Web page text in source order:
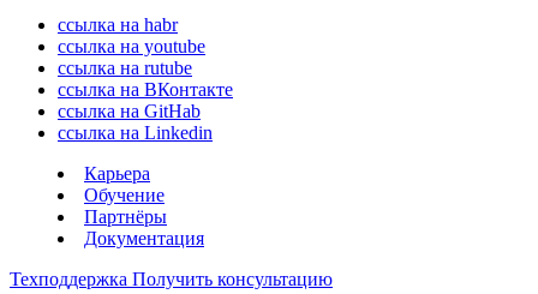
ссылка на habr
ссылка на youtube
ссылка на rutube
ссылка на ВКонтакте
ссылка на GitHab
ссылка на Linkedin
Карьера
Обучение
Партнёры
Документация
Техподдержка Получить консультацию